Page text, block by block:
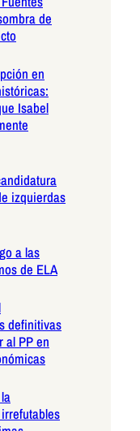
de
en
Isabel
izquierdas
a las
de ELA
definitivas
al PP en